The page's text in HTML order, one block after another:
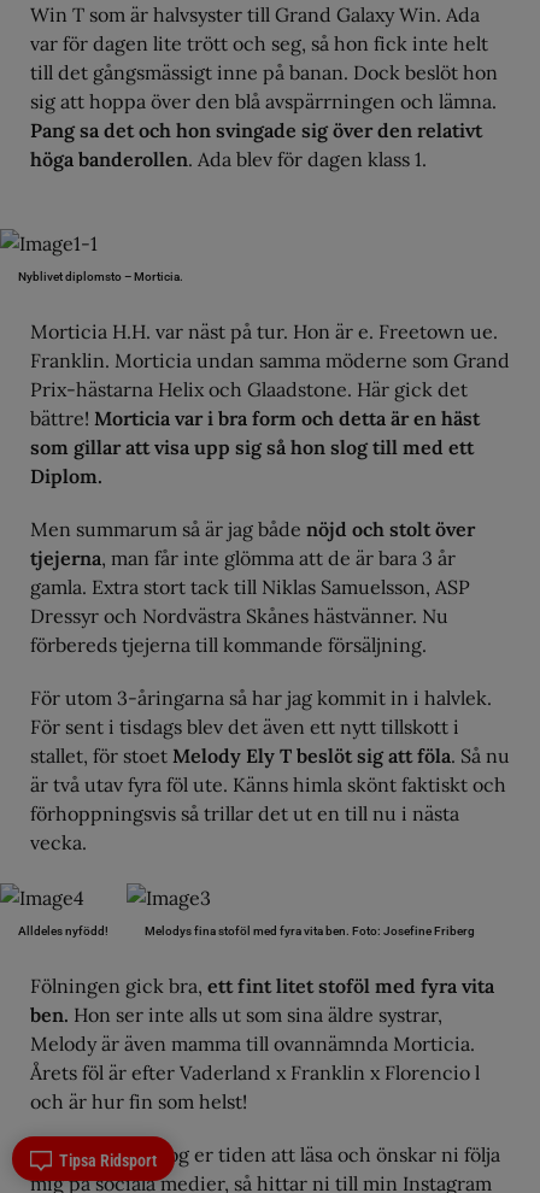
Win T som är halvsyster till Grand Galaxy Win. Ada
var för dagen lite trött och seg, så hon fick inte helt
till det gångsmässigt inne på banan. Dock beslöt hon
sig att hoppa över den blå avspärrningen och lämna.
Pang sa det och hon svingade sig över den relativt
höga banderollen. Ada blev för dagen klass 1.
Nyblivet diplomsto – Morticia.
Morticia H.H. var näst på tur. Hon är e. Freetown ue.
Franklin. Morticia undan samma möderne som Grand
Prix-hästarna Helix och Glaadstone. Här gick det
bättre! Morticia var i bra form och detta är en häst
som gillar att visa upp sig så hon slog till med ett
Diplom.
Men summarum så är jag både nöjd och stolt över
tjejerna, man får inte glömma att de är bara 3 år
gamla. Extra stort tack till Niklas Samuelsson, ASP
Dressyr och Nordvästra Skånes hästvänner. Nu
förbereds tjejerna till kommande försäljning.
För utom 3-åringarna så har jag kommit in i halvlek.
För sent i tisdags blev det även ett nytt tillskott i
stallet, för stoet Melody Ely T beslöt sig att föla. Så nu
är två utav fyra föl ute. Känns himla skönt faktiskt och
förhoppningsvis så trillar det ut en till nu i nästa
vecka.
Alldeles nyfödd! Melodys fina stoföl med fyra vita ben. Foto: Josefine Friberg
Fölningen gick bra, ett fint litet stoföl med fyra vita
ben. Hon ser inte alls ut som sina äldre systrar,
Melody är även mamma till ovannämnda Morticia.
Årets föl är efter Vaderland x Franklin x Florencio l
och är hur fin som helst!
Tack för att ni tog er tiden att läsa och önskar ni följa
mig på sociala medier, så hittar ni till min Instagram
Tipsa Ridsport